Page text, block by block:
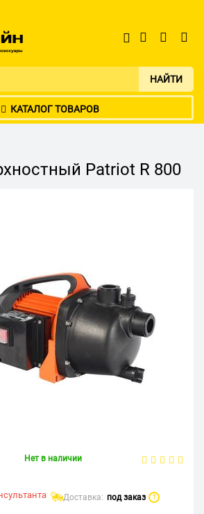
НАЙТИ
КАТАЛОГ ТОВАРОВ
Patriot R 800
Нет в наличии
Доставка: под заказ ?